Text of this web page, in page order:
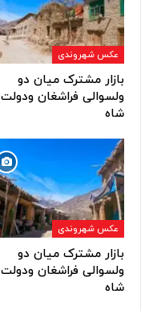
عکس شهروندی
بازار مشترک میان دو
ولسوالی فراشغان ودولت
شاه
عکس شهروندی
بازار مشترک میان دو
ولسوالی فراشغان ودولت
شاه